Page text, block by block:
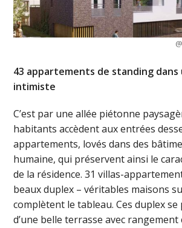
43 appartements de standing dans
intimiste
C’est par une allée piétonne
habitants accèdent aux entrées
appartements, lovés dans des
humaine, qui préservent ainsi le
de la résidence. 31 villas-
beaux duplex – véritables maisons
complètent le tableau. Ces duplex
d’une belle terrasse avec